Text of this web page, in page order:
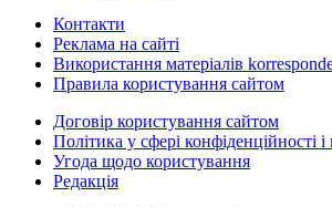
Контакти
Реклама на сайті
Використання матеріалів
Правила користування сайтом
Договір користування сайтом
Політика у сфері конфіденційності
Угода щодо користування
Редакція